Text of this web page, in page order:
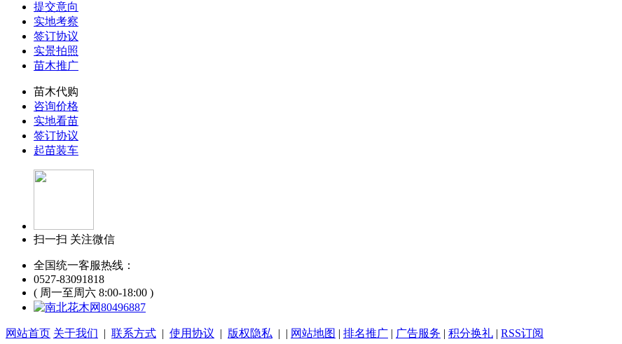
提交意向
实地考察
签订协议
实景拍照
苗木推广
苗木代购
咨询价格
实地看苗
签订协议
起苗装车
扫一扫 关注微信
全国统一客服热线：
0527-83091818
( 周一至周六 8:00-18:00 )
80496887
网站首页 关于我们 | 联系方式 | 使用协议 | 版权隐私 | | 网站地图 | 排名推广 | 广告服务 | 积分换礼 | RSS订阅